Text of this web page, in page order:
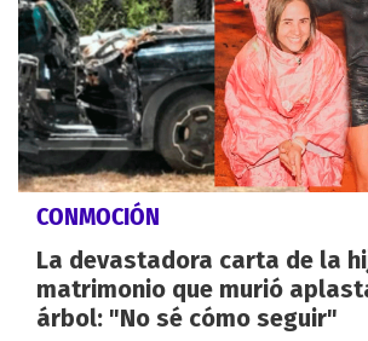
CONMOCIÓN
La devastadora carta de la
matrimonio que murió
árbol: "No sé cómo seguir"